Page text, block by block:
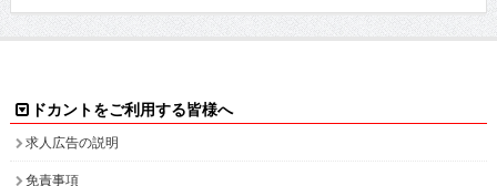
ドカントをご利用する皆様へ
求人広告の説明
免責事項